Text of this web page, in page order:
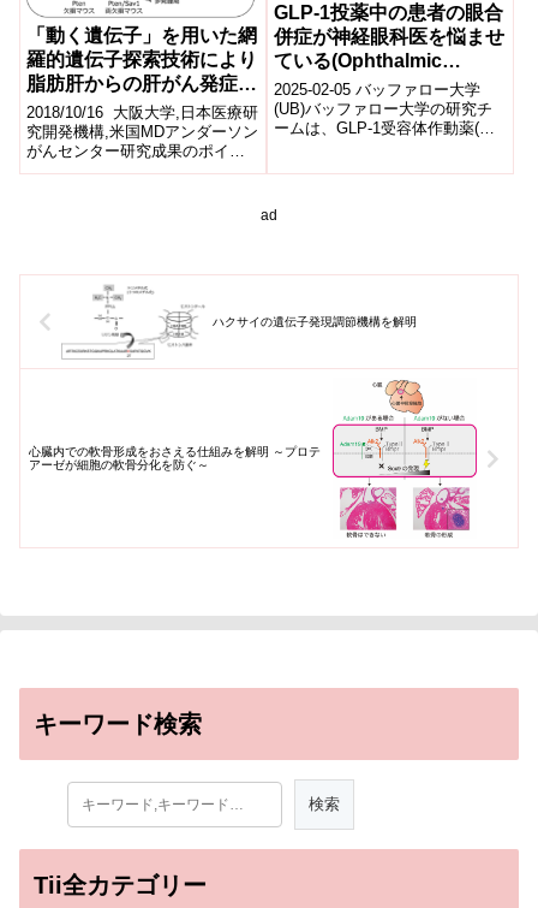
「動く遺伝子」を用いた網
羅的遺伝子探索技術により
脂肪肝からの肝がん発症に
重要ながん遺伝子を同定
2018/10/16 大阪大学,日本医療研
究開発機構,米国MDアンダーソン
がんセンター研究成果のポイン
ト 動物個体内で網羅的にがん遺
GLP-1投薬中の患者の眼合
併症が神経眼科医を悩ませ
ている(Ophthalmic
complications in patients
on antidiabetic GLP-1
medications are
ophthalmologists)
2025-02-05 バッファロー大学
(UB)バッファロー大学の研究チ
ームは、GLP-1受容体作動薬(商
ad
ハクサイの遺伝子発現調節機構を解明
心臓内での軟骨形成をおさえる仕組みを解明 ～プロテ
アーゼが細胞の軟骨分化を防ぐ～
キーワード検索
Tii全カテゴリー